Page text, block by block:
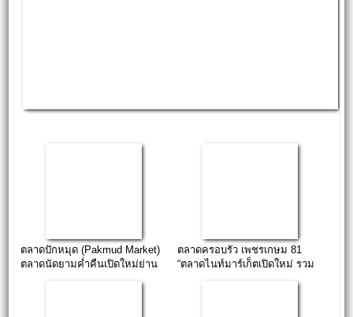
ตลาดปักหมุด (Pakmud Market)
ตลาดนัดยามค่ำคืนเปิดใหม่ย่าน
ตลาดครอบรัว เพชรเกษม 81
“ตลาดไนท์มาร์เก็ตเปิดใหม่ รวม